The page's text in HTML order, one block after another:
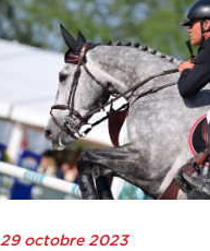
29 octobre 2023